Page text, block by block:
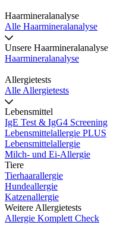
Haarmineralanalyse
Alle Haarmineralanalyse
Unsere Haarmineralanalyse
Haarmineralanalyse
Allergietests
Alle Allergietests
Lebensmittel
IgE Test & IgG4 Screening
Lebensmittelallergie PLUS
Lebensmittelallergie
Milch- und Ei-Allergie
Tiere
Tierhaarallergie
Hundeallergie
Katzenallergie
Weitere Allergietests
Allergie Komplett Check